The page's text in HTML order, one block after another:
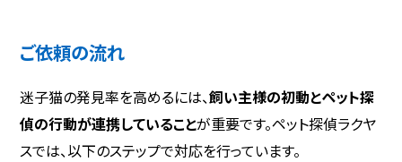
ご依頼の流れ
迷子猫の発見率を高めるには、飼い主様の初動とペット探
偵の行動が連携していることが重要です。ペット探偵ラクヤ
スでは、以下のステップで対応を行っています。